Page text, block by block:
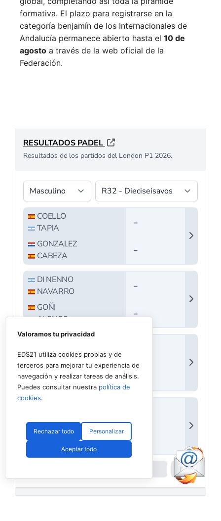
formativa. El plazo para registrarse en la
categoría benjamín de los Internacionales de
Andalucía permanece abierto hasta el 10 de
agosto a través de la web oficial de la
Federación.
Valoramos tu privacidad
EDS21 utiliza cookies propias y de
terceros para mejorar tu experiencia de
navegación y realizar tareas de análisis.
Puedes consultar nuestra política de
cookies.
Rechazar todo Personalizar
Aceptar todo